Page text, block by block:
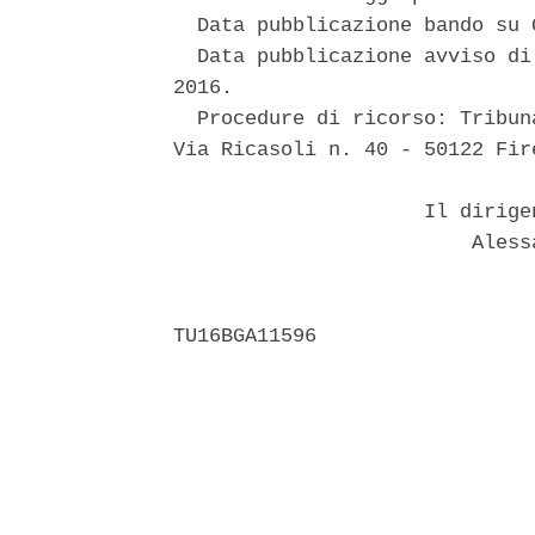
Data pubblicazione bando
Data pubblicazione avviso
2016.
Procedure di ricorso:
Via Ricasoli n. 40 - 50122
Il